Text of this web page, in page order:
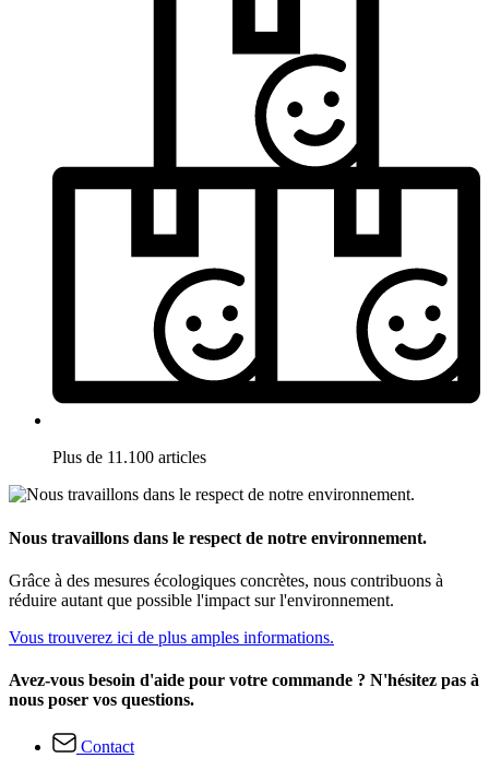
Plus de 11.100 articles
Nous travaillons dans le respect de notre environnement.
Grâce à des mesures écologiques concrètes, nous contribuons à
réduire autant que possible l'impact sur l'environnement.
Vous trouverez ici de plus amples informations.
Avez-vous besoin d'aide pour votre commande ? N'hésitez pas à
nous poser vos questions.
Contact